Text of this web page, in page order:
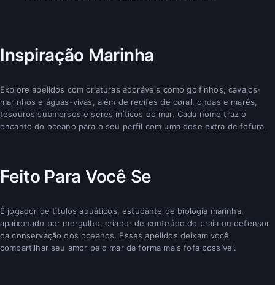
Inspiração Marinha
Explore apelidos com criaturas adoráveis como golfinhos, cavalos-
marinhos e águas-vivas, além de recifes de coral, ondas e marés,
tesouros submersos e seres míticos do mar. Cada nome traz o
encanto do oceano para o seu perfil com uma dose extra de fofura.
Feito Para Você Se
É jogador de títulos aquáticos, estudante de biologia marinha,
apaixonado por mergulho, criador de conteúdo de praia ou defensor
da conservação dos oceanos. Esses apelidos deixam você
compartilhar seu amor pelo mar da forma mais fofa possível.